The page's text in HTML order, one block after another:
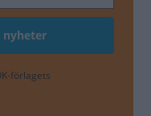
förlagets